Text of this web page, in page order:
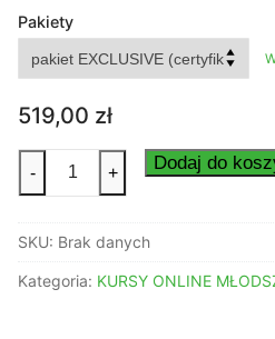
do
Pakiety
519,00 zł
Kurs
Instruktora
Biegania
- + Dodaj do
SKU: Brak danych
Kategoria: KURSY ONLINE